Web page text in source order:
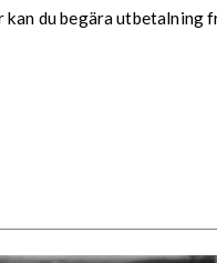
kan du begära